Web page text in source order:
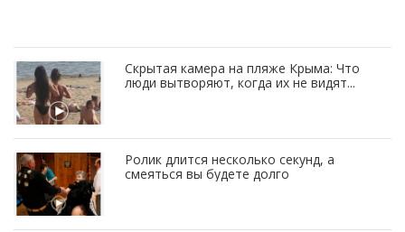
Скрытая камера на пляже Крыма: Что
люди вытворяют, когда их не видят...
Ролик длится несколько секунд, а
смеяться вы будете долго